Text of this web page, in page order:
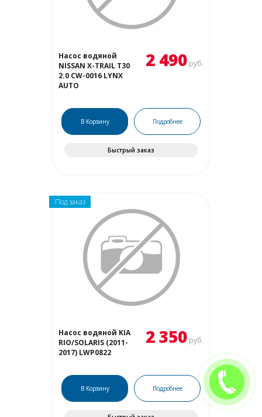
Насос водяной
NISSAN X-TRAIL T30
2.0 CW-0016 LYNX
AUTO
2 490 руб.
В Корзину Подробнее
Быстрый заказ
Под заказ
Насос водяной KIA
RIO/SOLARIS (2011-
2017) LWP0822
2 350 руб.
В Корзину Подробнее